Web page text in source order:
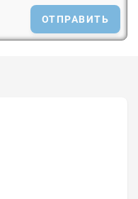
ОТПРАВИТЬ